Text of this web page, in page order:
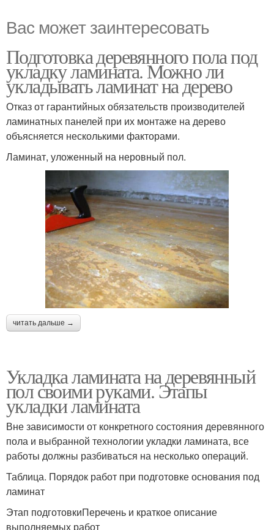
Вас может заинтересовать
Подготовка деревянного пола под
укладку ламината. Можно ли
укладывать ламинат на дерево
Отказ от гарантийных обязательств производителей
ламинатных панелей при их монтаже на дерево
объясняется несколькими факторами.
Ламинат, уложенный на неровный пол.
читать дальше →
Укладка ламината на деревянный
пол своими руками. Этапы
укладки ламината
Вне зависимости от конкретного состояния деревянного
пола и выбранной технологии укладки ламината, все
работы должны разбиваться на несколько операций.
Таблица. Порядок работ при подготовке основания под
ламинат
Этап подготовкиПеречень и краткое описание
выполняемых работ